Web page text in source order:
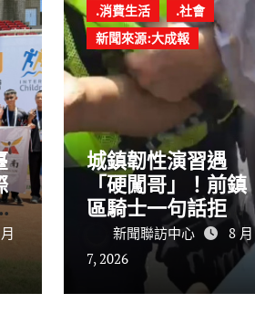
.消費生活
.社會
新聞來源:大成報
城鎮韌性演習遇
「硬闖哥」！前鎮
區騎士一句話拒停
車恐重罰
新聞聯訪中心
8 月
7, 2026